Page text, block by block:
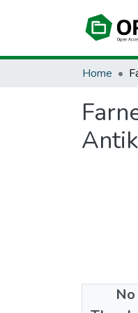
Home
No